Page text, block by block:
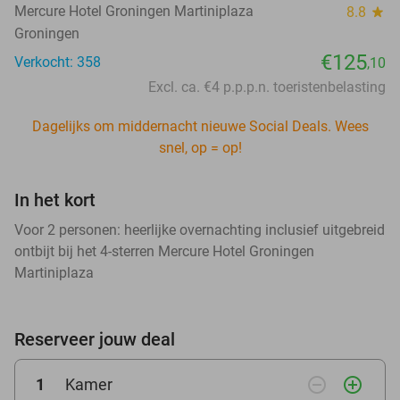
Mercure Hotel Groningen Martiniplaza 8.8 star
Groningen
Verkocht: 358
€125,10
Excl. ca. €4 p.p.p.n. toeristenbelasting
Dagelijks om middernacht nieuwe Social Deals. Wees
snel, op = op!
In het kort
Voor 2 personen: heerlijke overnachting inclusief uitgebreid
ontbijt bij het 4-sterren Mercure Hotel Groningen
Martiniplaza
Reserveer jouw deal
1 Kamer remove_circle_outline add_circle_outline